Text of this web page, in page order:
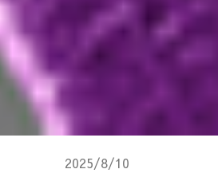
2025/8/10